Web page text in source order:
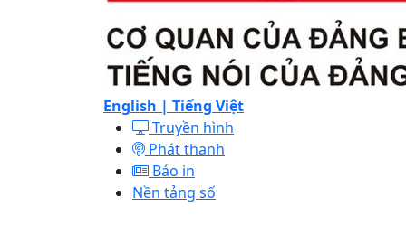
English | Tiếng Việt
Truyền hình
Phát thanh
Báo in
Nền tảng số